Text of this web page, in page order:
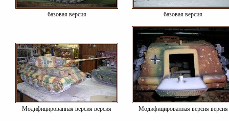
базовая версия базовая версия
Модифицированная версия версия Модифицированная версия версия